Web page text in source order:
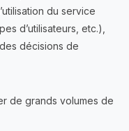
du service
d’utilisateurs, etc.),
décisions de
de grands volumes de